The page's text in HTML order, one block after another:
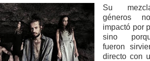
Su
géneros
impactó por
sino
fueron
directo con